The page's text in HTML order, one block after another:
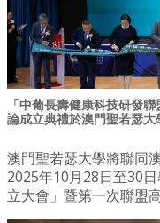
「中葡長壽健康科技研發
論成立典禮於澳門聖若瑟大
澳門聖若瑟大學將聯同
2025年10月28日至30
立大會」暨第一次聯盟